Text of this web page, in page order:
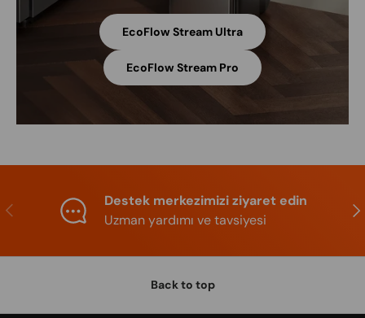
EcoFlow Stream Ultra
EcoFlow Stream Pro
Previous
Destek merkezimizi ziyaret edin
Uzman yardımı ve tavsiyesi
Back to top